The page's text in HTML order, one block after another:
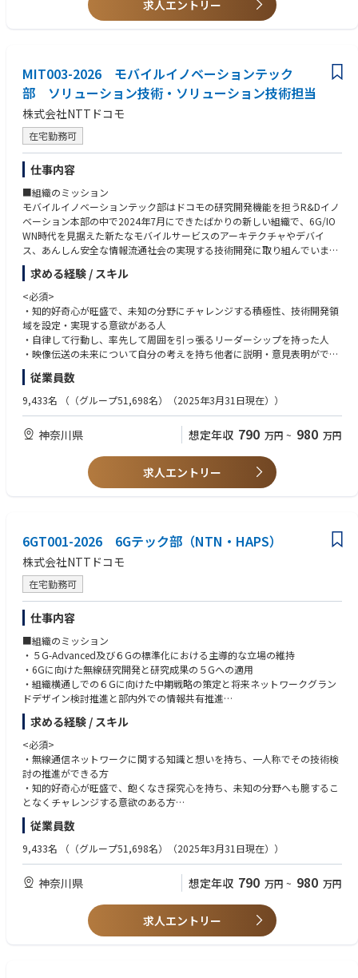
求人エントリー
MIT003-2026 モバイルイノベーションテック
部 ソリューション技術・ソリューション技術担当
株式会社NTTドコモ
在宅勤務可
仕事内容
■組織のミッション
モバイルイノベーションテック部はドコモの研究開発機能を担うR&Dイノ
ベーション本部の中で2024年7月にできたばかりの新しい組織で、6G/IO
WN時代を見据えた新たなモバイルサービスのアーキテクチャやデバイ
ス、あんしん安全な情報流通社会の実現する技術開発に取り組んでいま
す。
■組織の業務概要
・セルラーV2Xの社会実現に向けた協調型自動運転/遠隔運転システムや、
地域格差などの医療現場の社会課題解決に向けた遠隔手術支援・遠隔ロボ
ット手術支援などを核とする新たなユースケースを創出・システム開発
<担当業務>
6G/IOWN時代を見据え、遠隔制御を必要とする新たなモバイルサービスに
必須となるリアルタイム映像伝送基盤の開発
・ネットワークが不安定になってもカクツキやフリーズが発生しない映像
伝送手法の考案・改善
とも考慮した絵作りの検討
・映像伝送基盤を活用した社内外サービス検証試験の実施支援
・様々な社会課題解決に向けて「IOWNや6Gをはじめとする最先端のネッ
トワーク技術」と「皆様が有する映像伝送技術」を組み合わせた開発・検
証にいち早く着手できるため、強いパートナーを巻き込み、世界に先駆け
た取り組みに携わることができます
・モバイル映像伝送技術に関するドコモ内のオピニオンリーダーとしてあ
らゆる場面で広く活躍できるチャンスがあります
・ドコモが保有する大量の基盤データとAI技術を駆使して、あらゆるデー
タアクセスの窓口を対象とした新しい映像伝送に携わることができます
■候補者へのメッセージ
労働人口不足による働き方改革やAI活用によるロボットの導入により、映
像伝送システムはどう変わるべきでしょうか？IOWN/6Gの超高速通信の時
代になれば、通信におけるラストワンマイルの課題は解決するのでしょう
か？リアルタイムで見えるものを取得し遅延なくストレスなく伝送する技
術は必要不可欠ですが、「有るようで無い」奥の深い領域でもあります。
人口は減少していますが、ロボットやIT機器が導入されることで、リアル
タイムの動画伝送量は爆発的に増えるかもしれません。人間以外の電子機
器が見る映像はどうあるべきでしょうか？日々進化するAI技術はどのよう
に生かせるでしょうか？
ドコモは高速・安定のモバイル通信の実現に向けて、通信のみならず、ア
プリケーションレベルの現実を知り、解決策を考えることができる数少な
皆さまが培った映像伝送に関する経験・知識を活かし、各業界のリーダー
企業と共に新しい時代を切り拓く一翼を担っていく意欲のある方を待って
います。
－－－－－－－－－－－－－－－－－－－－－－－－－－－－
■働き方の目安（※メンバー（業務・意向）により異なる）
求める経験 / スキル
<必須>
・知的好奇心が旺盛で、未知の分野にチャレンジする積極性、技術開発領
域を設定・実現する意欲がある人
・自律して行動し、率先して周囲を引っ張るリーダーシップを持った人
・映像伝送の未来について自分の考えを持ち他者に説明・意見表明ができ
る人
<求めるスキル>
・リアルタイム映像伝送方式/基盤/システムの開発経験・知見（実務5年
以上）
・映像信号処理の分野に精通し、深い知見のある方（大学時代を含めて5
従業員数
9,433名 （（グループ51,698名）（2025年3月31日現在））
神奈川県 想定年収 790 万円 ~ 980 万円
求人エントリー
6GT001-2026 6Gテック部（NTN・HAPS）
株式会社NTTドコモ
在宅勤務可
仕事内容
■組織のミッション
・５G-Advanced及び６Gの標準化における主導的な立場の維持
・6Gに向けた無線研究開発と研究成果の５Gへの適用
・組織横通しでの６Gに向けた中期戦略の策定と将来ネットワークグラン
ドデザイン検討推進と部内外での情報共有推進
・事業成長に向けた構造改革と社員エンゲージメント向上
■組織の業務概要
・HAPSを含めたNTN宇宙関連通信技術の研究開発
・5G Evolution、6Gに向けた標準化、研究開発
・商用ネットワーク開発に向けた技術支援
・社内外パートナーとの連携強化及び業務プロセス改善による働き方改革
■担当いただく業務概要
<担当業務>
・6Gに向けた衛星・HAPSを含めた宇宙関連通信を中心とするカバレッジ
拡張の要素技術の検討、特性評価や国内外での実証実験の実施、加えて、
・6Gのユースケースを検討するメンバや、潜在的なユースケースを考えて
いる他社・他業界の人々が提供する情報から、非地上系を含む6Gモバイル
求める経験 / スキル
<必須>
・無線通信ネットワークに関する知識と想いを持ち、一人称でその技術検
討の推進ができる方
・知的好奇心が旺盛で、飽くなき探究心を持ち、未知の分野へも臆するこ
となくチャレンジする意欲のある方
・困難な状況でも態度や行動が安定し、ゴールを見据えて、そこに進むた
めのリーダーシップの発揮できる方
・柔軟性、協調性を持ち、社内外を問わず円滑なコミュニケーションが図
<求めるスキル>
・少なくとも修士号の取得、可能ならば博士号の取得または取得できるレ
ベルの研究力を持つ方が望ましい。
・英語力（海外との会議は最低週1回、また海外出張あり）・コミュニケ
従業員数
9,433名 （（グループ51,698名）（2025年3月31日現在））
神奈川県 想定年収 790 万円 ~ 980 万円
求人エントリー